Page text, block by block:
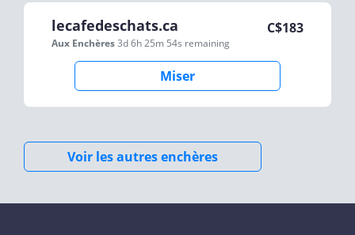
lecafedeschats.ca
Aux Enchères3d 6h 25m 54s remaining
C$183
Miser
Voir les autres enchères